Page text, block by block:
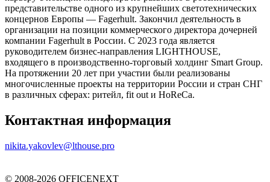
представительстве одного из крупнейших светотехнических
концернов Европы — Fagerhult. Закончил деятельность в
организации на позиции коммерческого директора дочерней
компании Fagerhult в России. C 2023 года является
руководителем бизнес-направления LIGHTHOUSE,
входящего в производственно-торговый холдинг Smart Group.
На протяжении 20 лет при участии были реализованы
многочисленные проекты на территории России и стран СНГ
в различных сферах: ритейл, fit out и HoReCa.
Контактная информация
nikita.yakovlev@lthouse.pro
© 2008-2026 OFFICENEXT